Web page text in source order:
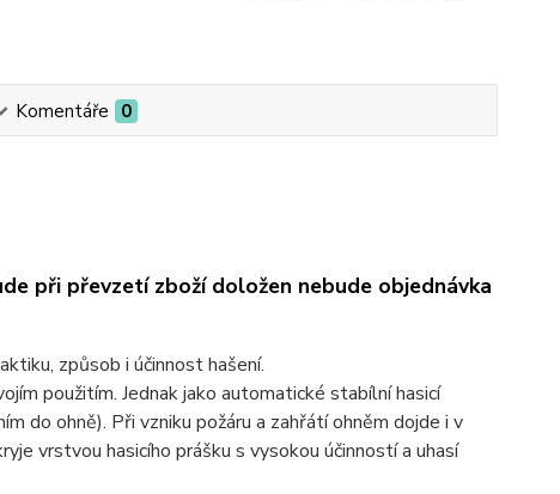
Komentáře 0
při převzetí zboží doložen nebude objednávka
způsob i účinnost hašení.
použitím. Jednak jako automatické stabílní hasicí
do ohně). Při vzniku požáru a zahřátí ohněm dojde i v
vrstvou hasicího prášku s vysokou účinností a uhasí